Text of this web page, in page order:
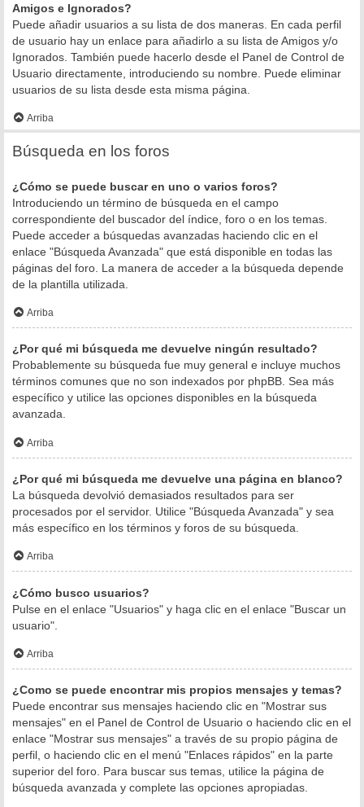
Amigos e Ignorados?
Puede añadir usuarios a su lista de dos maneras. En cada perfil
de usuario hay un enlace para añadirlo a su lista de Amigos y/o
Ignorados. También puede hacerlo desde el Panel de Control de
Usuario directamente, introduciendo su nombre. Puede eliminar
usuarios de su lista desde esta misma página.
Arriba
Búsqueda en los foros
¿Cómo se puede buscar en uno o varios foros?
Introduciendo un término de búsqueda en el campo
correspondiente del buscador del índice, foro o en los temas.
Puede acceder a búsquedas avanzadas haciendo clic en el
enlace "Búsqueda Avanzada" que está disponible en todas las
páginas del foro. La manera de acceder a la búsqueda depende
de la plantilla utilizada.
Arriba
¿Por qué mi búsqueda me devuelve ningún resultado?
Probablemente su búsqueda fue muy general e incluye muchos
términos comunes que no son indexados por phpBB. Sea más
específico y utilice las opciones disponibles en la búsqueda
avanzada.
Arriba
¿Por qué mi búsqueda me devuelve una página en blanco?
La búsqueda devolvió demasiados resultados para ser
procesados por el servidor. Utilice "Búsqueda Avanzada" y sea
más específico en los términos y foros de su búsqueda.
Arriba
¿Cómo busco usuarios?
Pulse en el enlace "Usuarios" y haga clic en el enlace "Buscar un
usuario".
Arriba
¿Como se puede encontrar mis propios mensajes y temas?
Puede encontrar sus mensajes haciendo clic en "Mostrar sus
mensajes" en el Panel de Control de Usuario o haciendo clic en el
enlace "Mostrar sus mensajes" a través de su propio página de
perfil, o haciendo clic en el menú "Enlaces rápidos" en la parte
superior del foro. Para buscar sus temas, utilice la página de
búsqueda avanzada y complete las opciones apropiadas.